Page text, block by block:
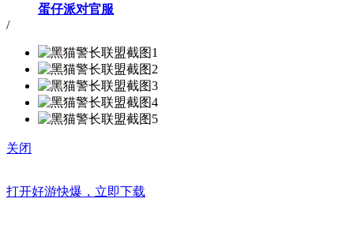
蛋仔派对官服
/
关闭
打开好游快爆，立即下载